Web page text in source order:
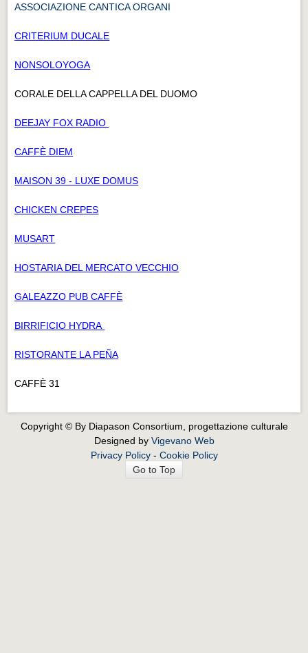
ASSOCIAZIONE CANTICA ORGANI
CRITERIUM DUCALE
NONSOLOYOGA
CORALE DELLA CAPPELLA DEL DUOMO
DEEJAY FOX RADIO
CAFFÈ DIEM
MAISON 39 - LUXE DOMUS
CHICKEN CREPES
MUSART
HOSTARIA DEL MERCATO VECCHIO
GALEAZZO PUB CAFFÈ
BIRRIFICIO HYDRA
RISTORANTE LA PEÑA
CAFFÈ 31
Copyright © By Diapason Consortium, progettazione culturale
Designed by Vigevano Web
Privacy Policy- Cookie Policy
Go to Top